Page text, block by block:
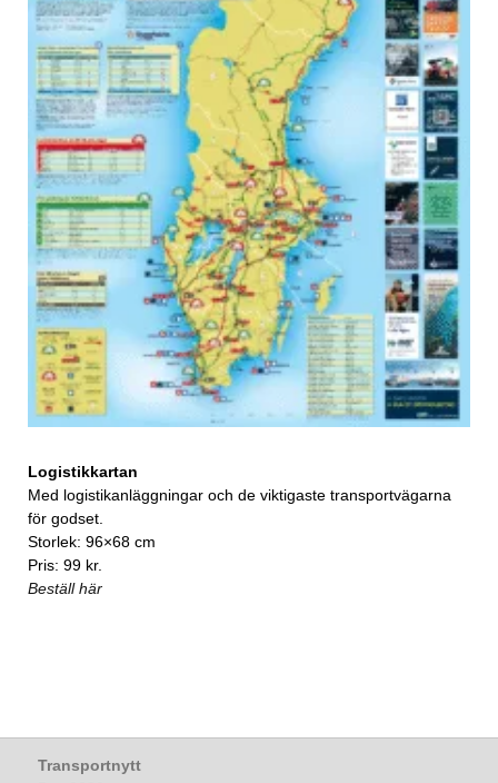
Logistikkartan
Med logistikanläggningar och de viktigaste transportvägarna
för godset.
Storlek: 96×68 cm
Pris: 99 kr.
Beställ här
Transportnytt